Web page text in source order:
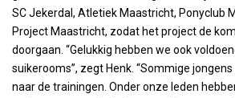
SC Jekerdal, Atletiek Maastricht, Ponyclub
Project Maastricht, zodat het project de
doorgaan. “Gelukkig hebben we ook
suikerooms”, zegt Henk. “Sommige
naar de trainingen. Onder onze leden